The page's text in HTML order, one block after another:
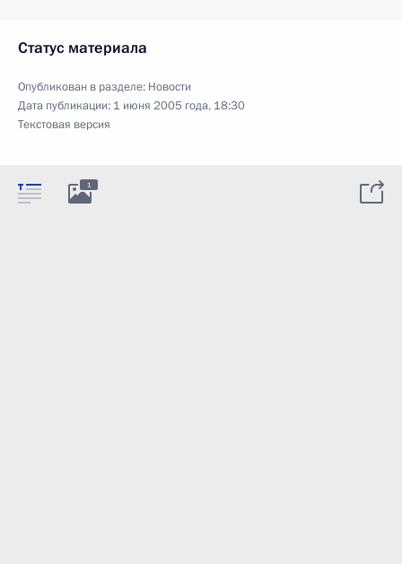
Статус материала
Опубликован в разделе: Новости
Дата публикации: 1 июня 2005 года, 18:30
Текстовая версия
1